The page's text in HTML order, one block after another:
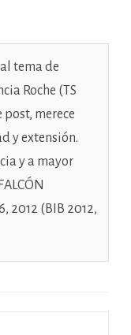
tema de
Roche (TS
merece
y extensión.
y a mayor
2012 (BIB 2012,